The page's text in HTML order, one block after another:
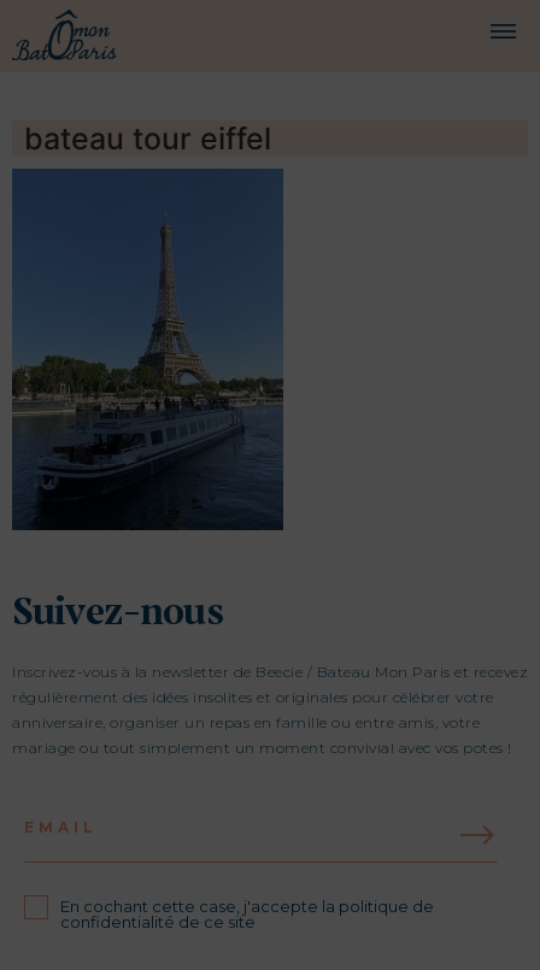
BATEAUX
JOURNAL DE BORD
PRESSE
bateau tour eiffel
Suivez-nous
Inscrivez-vous à la newsletter de Beecie / Bateau Mon Paris et recevez
régulièrement des idées insolites et originales pour célébrer votre
anniversaire, organiser un repas en famille ou entre amis, votre
mariage ou tout simplement un moment convivial avec vos potes !
EMAIL
En cochant cette case, j'accepte la politique de
confidentialité de ce site